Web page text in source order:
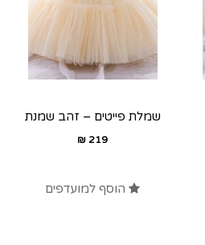
שמלת פייטים – זהב שמנת
219
₪
הוסף למועדפים